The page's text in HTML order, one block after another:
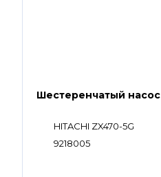
Шестеренчатый насос
HITACHI ZX470-5G
9218005